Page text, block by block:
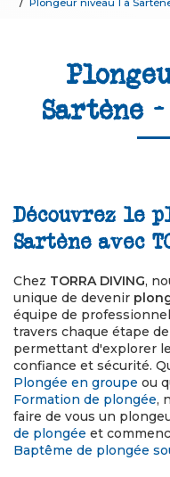
Sartène -
Découvrez le
Sartène avec
Chez TORRA DIVING,
unique de devenir
équipe de
travers chaque étape
permettant d'explorer
confiance et sécurité.
Plongée en groupe ou
Formation de plongée,
faire de vous un
de plongée et
Baptême de plongée